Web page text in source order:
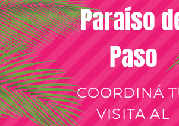
Paraíso
Paso
COORDINÁ
VISITA AL